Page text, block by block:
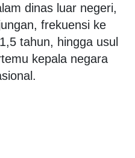
dinas luar negeri,
frekuensi ke
tahun, hingga usul
kepala negara